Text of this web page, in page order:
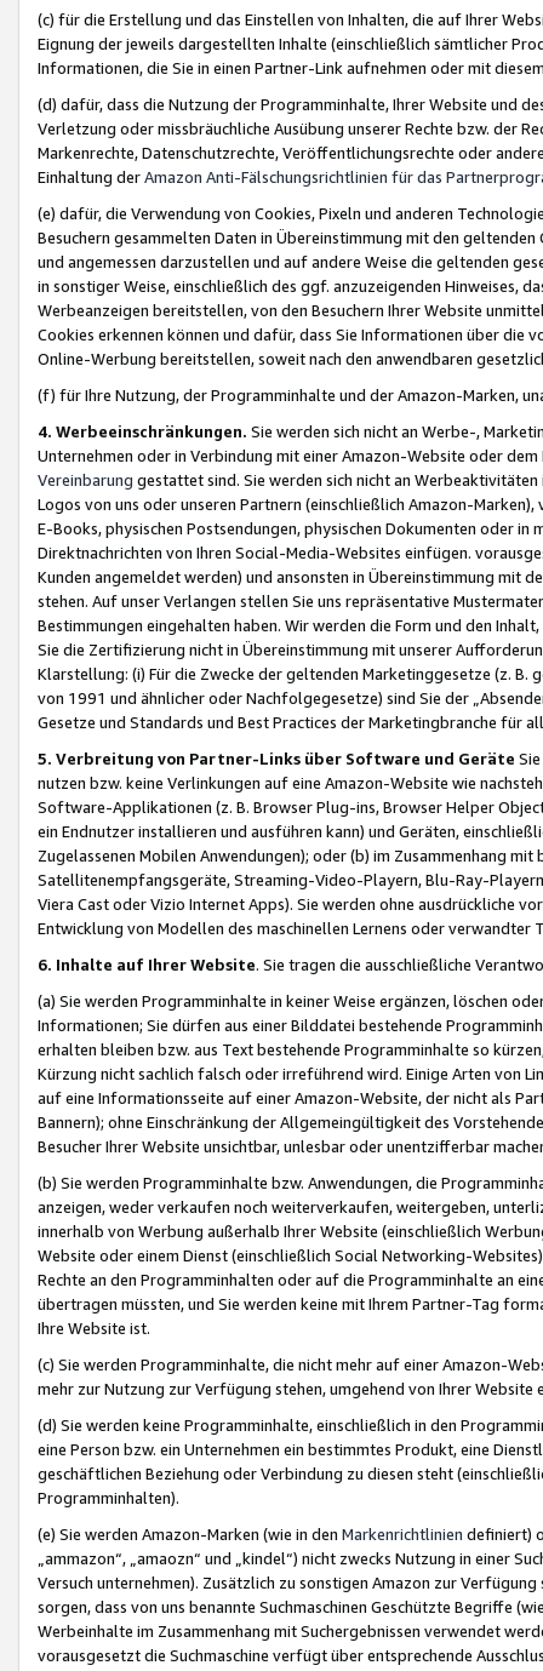
(c) für die Erstellung und das Einstellen von Inhalten, die auf Ihrer
Eignung der jeweils dargestellten Inhalte (einschließlich sämtlicher
Informationen, die Sie in einen Partner-Link aufnehmen oder mit
(d) dafür, dass die Nutzung der Programminhalte, Ihrer Website und
Verletzung oder missbräuchliche Ausübung unserer Rechte bzw. der
Markenrechte, Datenschutzrechte, Veröffentlichungsrechte oder
Einhaltung derAmazon Anti-Fälschungsrichtlinien für das
(e) dafür, die Verwendung von Cookies, Pixeln und anderen
Besuchern gesammelten Daten in Übereinstimmung mit den
und angemessen darzustellen und auf andere Weise die geltenden
in sonstiger Weise, einschließlich des ggf. anzuzeigenden Hinweises,
Werbeanzeigen bereitstellen, von den Besuchern Ihrer Website
Cookies erkennen können und dafür, dass Sie Informationen über die
Online-Werbung bereitstellen, soweit nach den anwendbaren
(f) für Ihre Nutzung, der Programminhalte und der Amazon-Marken,
4. Werbeeinschränkungen. Sie werden sich nicht an Werbe-,
Unternehmen oder in Verbindung mit einer Amazon-Website oder
Vereinbarung gestattet sind. Sie werden sich nicht an
Logos von uns oder unseren Partnern (einschließlich Amazon-
E-Books, physischen Postsendungen, physischen Dokumenten oder in
Direktnachrichten von Ihren Social-Media-Websites einfügen.
Kunden angemeldet werden) und ansonsten in Übereinstimmung mit
stehen. Auf unser Verlangen stellen Sie uns repräsentative
Bestimmungen eingehalten haben. Wir werden die Form und den
Sie die Zertifizierung nicht in Übereinstimmung mit unserer
Klarstellung: (i) Für die Zwecke der geltenden Marketinggesetze (z. B.
von 1991 und ähnlicher oder Nachfolgegesetze) sind Sie der
Gesetze und Standards und Best Practices der Marketingbranche für
5. Verbreitung von Partner-Links über Software und Geräte
nutzen bzw. keine Verlinkungen auf eine Amazon-Website wie
Software-Applikationen (z. B. Browser Plug-ins, Browser Helper
ein Endnutzer installieren und ausführen kann) und Geräten,
Zugelassenen Mobilen Anwendungen); oder (b) im Zusammenhang
Satellitenempfangsgeräte, Streaming-Video-Playern, Blu-Ray-
Viera Cast oder Vizio Internet Apps). Sie werden ohne ausdrückliche
Entwicklung von Modellen des maschinellen Lernens oder
6. Inhalte auf Ihrer Website. Sie tragen die ausschließliche
(a) Sie werden Programminhalte in keiner Weise ergänzen, löschen
Informationen; Sie dürfen aus einer Bilddatei bestehende
erhalten bleiben bzw. aus Text bestehende Programminhalte so
Kürzung nicht sachlich falsch oder irreführend wird. Einige Arten von
auf eine Informationsseite auf einer Amazon-Website, der nicht als
Bannern); ohne Einschränkung der Allgemeingültigkeit des
Besucher Ihrer Website unsichtbar, unlesbar oder unentzifferbar
(b) Sie werden Programminhalte bzw. Anwendungen, die
anzeigen, weder verkaufen noch weiterverkaufen, weitergeben,
innerhalb von Werbung außerhalb Ihrer Website (einschließlich
Website oder einem Dienst (einschließlich Social Networking-
Rechte an den Programminhalten oder auf die Programminhalte an
übertragen müssten, und Sie werden keine mit Ihrem Partner-Tag
Ihre Website ist.
(c) Sie werden Programminhalte, die nicht mehr auf einer Amazon-
mehr zur Nutzung zur Verfügung stehen, umgehend von Ihrer
(d) Sie werden keine Programminhalte, einschließlich in den
eine Person bzw. ein Unternehmen ein bestimmtes Produkt, eine
geschäftlichen Beziehung oder Verbindung zu diesen steht
Programminhalten).
(e) Sie werden Amazon-Marken (wie in den Markenrichtlinien definiert)
„ammazon“, „amaozn“ und „kindel“) nicht zwecks Nutzung in einer
Versuch unternehmen). Zusätzlich zu sonstigen Amazon zur
sorgen, dass von uns benannte Suchmaschinen Geschützte Begriffe
Werbeinhalte im Zusammenhang mit Suchergebnissen verwendet
vorausgesetzt die Suchmaschine verfügt über entsprechende